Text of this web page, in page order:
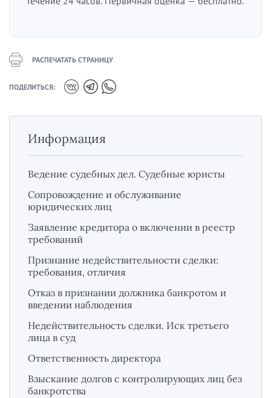
РАСПЕЧАТАТЬ СТРАНИЦУ
ПОДЕЛИТЬСЯ:
Информация
Ведение судебных дел. Судебные юристы
Сопровождение и обслуживание
юридических лиц
Заявление кредитора о включении в реестр
требований
Признание недействительности сделки:
требования, отличия
Отказ в признании должника банкротом и
введении наблюдения
Недействительность сделки. Иск третьего
лица в суд
Ответственность директора
Взыскание долгов с контролирующих лиц без
банкротства